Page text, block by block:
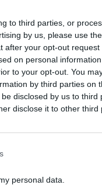
to third parties, or
by us, please use
after your opt-out
on personal
to your opt-out. You
by third parties on
disclosed by us to third
disclose it to other third
personal data.